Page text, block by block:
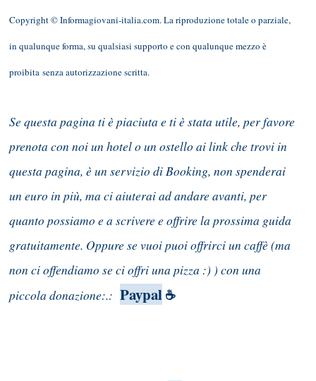
Copyright © Informagiovani-italia.com. La riproduzione totale o parziale,
in qualunque forma, su qualsiasi supporto e con qualunque mezzo è
proibita senza autorizzazione scritta.
Se questa pagina ti è piaciuta e ti è stata utile, per favore
prenota con noi un hotel o un ostello ai link che trovi in
questa pagina, è un servizio di Booking, non spenderai
un euro in più, ma ci aiuterai ad andare avanti, per
quanto possiamo e a scrivere e offrire la prossima guida
gratuitamente. Oppure se vuoi puoi offrirci un caffè (ma
non ci offendiamo se ci offri una pizza :) ) con una
piccola donazione:.: Paypal ☕